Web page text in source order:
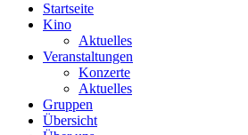
Startseite
Kino
Aktuelles
Veranstaltungen
Konzerte
Aktuelles
Gruppen
Übersicht